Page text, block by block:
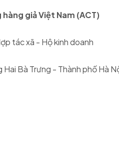
giả Việt Nam (ACT)
tác xã - Hộ kinh doanh
Bà Trưng - Thành phố Hà